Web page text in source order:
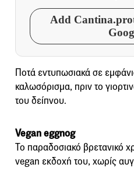
Add
Ποτά εντυπωσιακά σε
καλωσόρισμα, πριν το
του δείπνου.
Vegan eggnog
Το παραδοσιακό βρετανικό
vegan εκδοχή του, χωρίς